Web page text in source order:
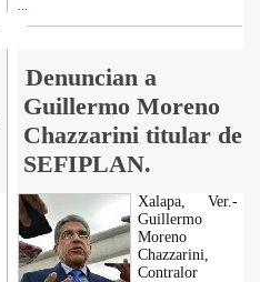
Denuncian a
Guillermo Moreno
Chazzarini titular de
SEFIPLAN.
Xalapa, Ver.-
Guillermo
Moreno
Chazzarini,
Contralor